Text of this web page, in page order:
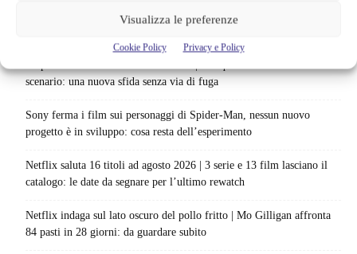
Visualizza le preferenze
Cookie Policy Privacy e Policy
scenario: una nuova sfida senza via di fuga
Sony ferma i film sui personaggi di Spider-Man, nessun nuovo
progetto è in sviluppo: cosa resta dell’esperimento
Netflix saluta 16 titoli ad agosto 2026 | 3 serie e 13 film lasciano il
catalogo: le date da segnare per l’ultimo rewatch
Netflix indaga sul lato oscuro del pollo fritto | Mo Gilligan affronta
84 pasti in 28 giorni: da guardare subito